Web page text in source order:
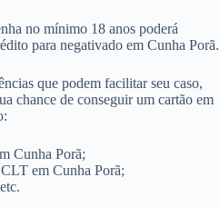
no mínimo 18 anos poderá
para negativado em Cunha Porã.
que podem facilitar seu caso,
chance de conseguir um cartão em
Cunha Porã;
em Cunha Porã;